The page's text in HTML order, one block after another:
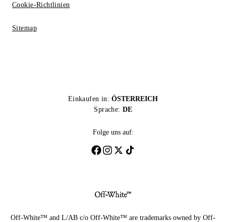
Cookie-Richtlinien
Sitemap
Einkaufen in: ÖSTERREICH
Sprache: DE
Folge uns auf:
Off-White™ and L/AB c/o Off-White™ are trademarks owned by Off-